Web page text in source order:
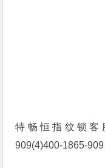
特畅恒指纹锁客
909(4)400-1865-909